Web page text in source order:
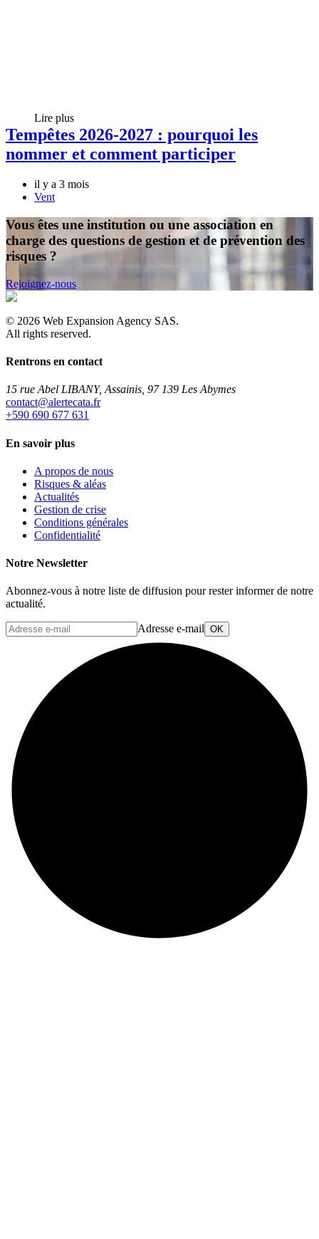
Lire plus
Tempêtes 2026-2027 : pourquoi les
nommer et comment participer
il y a 3 mois
Vent
Vous êtes une institution ou une association en
charge des questions de gestion et de prévention des
risques ?
Rejoignez-nous
© 2026 Web Expansion Agency SAS.
All rights reserved.
Rentrons en contact
15 rue Abel LIBANY, Assainis, 97 139 Les Abymes
rf.atacetrela@tcatnoc
+590 690 677 631
En savoir plus
A propos de nous
Risques & aléas
Actualités
Gestion de crise
Conditions générales
Confidentialité
Notre Newsletter
Abonnez-vous à notre liste de diffusion pour rester informer de notre
actualité.
Adresse e-mail